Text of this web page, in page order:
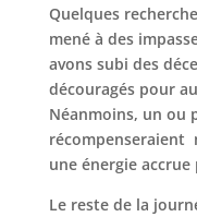
Quelques
mené à des
avons subi des
découragés pour
Néanmoins, un ou
récompenseraient
une énergie
Le reste de la